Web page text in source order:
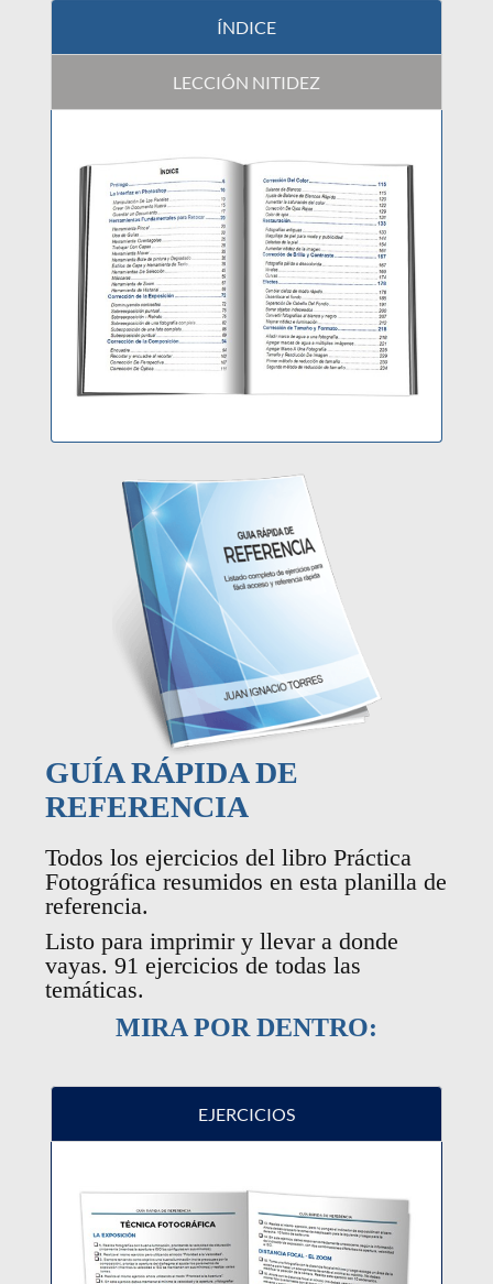
ÍNDICE
LECCIÓN NITIDEZ
GUÍA RÁPIDA DE
REFERENCIA
Todos los ejercicios del libro Práctica
Fotográfica resumidos en esta planilla de
referencia.
Listo para imprimir y llevar a donde
vayas. 91 ejercicios de todas las
temáticas.
MIRA POR DENTRO:
EJERCICIOS